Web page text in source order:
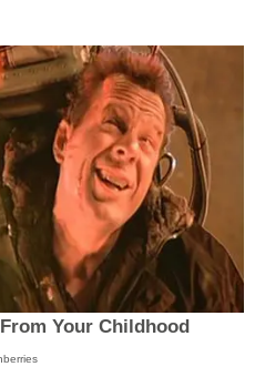
Your Childhood